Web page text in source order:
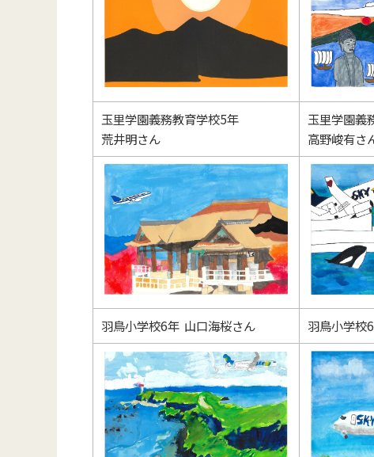
玉里学園義務教育学校5年
荒井明さん
玉里学園義
高野峻有さ
羽鳥小学校6年 山口海桜さん 羽鳥小学校